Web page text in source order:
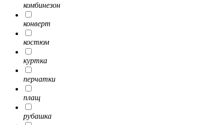
комбинезон
конверт
костюм
куртка
перчатки
плащ
рубашка